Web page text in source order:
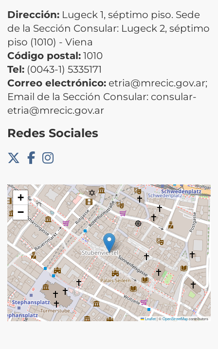
Dirección: Lugeck 1, séptimo piso. Sede
de la Sección Consular: Lugeck 2, séptimo
piso (1010) - Viena
Código postal: 1010
Tel: (0043-1) 5335171
Correo electrónico: etria@mrecic.gov.ar;
Email de la Sección Consular: consular-
etria@mrecic.gov.ar
Redes Sociales
+
−
Leaflet|©OpenStreetMapcontributors